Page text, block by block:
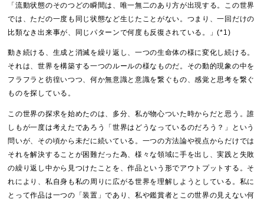
「流動状態のそのつどの瞬間は、唯一無二のあり方が出現する。この世界
では、ただの一度も同じ状態など生じたことがない。つまり、一回だけの
比類なき出来事が、同じパターンで何度も反復されている。」(*1)
動き続ける、生成と消滅を繰り返し、一つの生命体の様に変化し続ける。
それは、世界を構築する一つのルールの様なものだ。その動的現象の中を
フラフラと彷徨いつつ、何か無意識と意識を繋ぐもの、感覚と思考を繋ぐ
ものを探している。
この世界の探求を始めたのは、多分、私が物心ついた時からだと思う。誰
しもが一度は考えたであろう「世界はどうなっているのだろう？」という
問いが、その頃から未だに続いている。一つの方法論や視点からだけでは
それを解決することが困難だった為、様々な領域に手を出し、実践と失敗
の繰り返し中から見つけたことを、作品という形でアウトプットする。そ
れにより、私自身も私の周りに広がる世界を理解しようとしている。私に
とって作品は一つの「装置」であり、私や鑑賞者とこの世界の見えない何